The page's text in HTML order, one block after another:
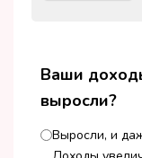
Ваши
выросли?
Выросли, и